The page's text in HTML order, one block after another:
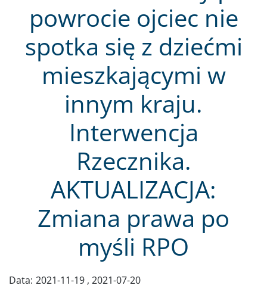
powrocie ojciec nie
spotka się z dziećmi
mieszkającymi w
innym kraju.
Interwencja
Rzecznika.
AKTUALIZACJA:
Zmiana prawa po
myśli RPO
Data: 2021-11-19 2021-07-20